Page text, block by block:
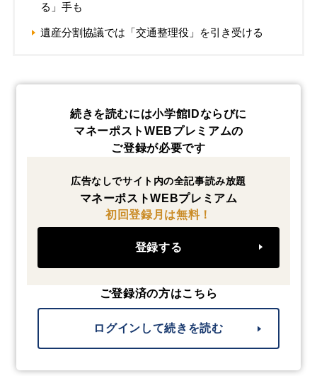
る」手も
遺産分割協議では「交通整理役」を引き受ける
続きを読むには小学館IDならびに
マネーポストWEBプレミアムの
ご登録が必要です
広告なしでサイト内の全記事読み放題
マネーポストWEBプレミアム
初回登録月は無料！
登録する
ご登録済の方はこちら
ログインして続きを読む